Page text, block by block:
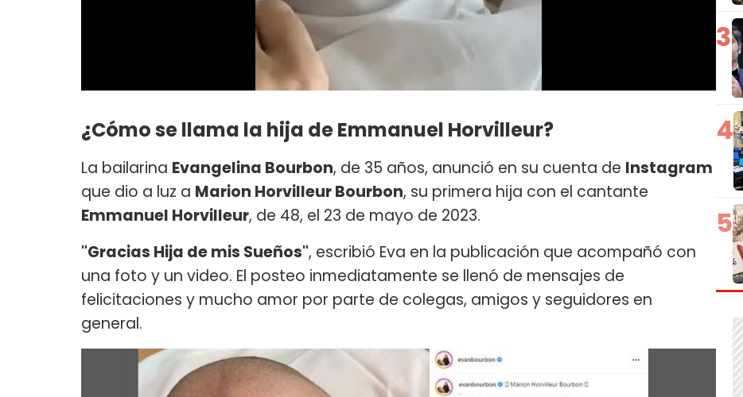
¿Cómo se llama la hija de Emmanuel Horvilleur?
La bailarina Evangelina Bourbon, de 35 años, anunció en su cuenta de Instagram
que dio a luz a Marion Horvilleur Bourbon, su primera hija con el cantante
Emmanuel Horvilleur, de 48, el 23 de mayo de 2023.
"Gracias Hija de mis Sueños", escribió Eva en la publicación que acompañó con
una foto y un video. El posteo inmediatamente se llenó de mensajes de
felicitaciones y mucho amor por parte de colegas, amigos y seguidores en
general.
3
4
5